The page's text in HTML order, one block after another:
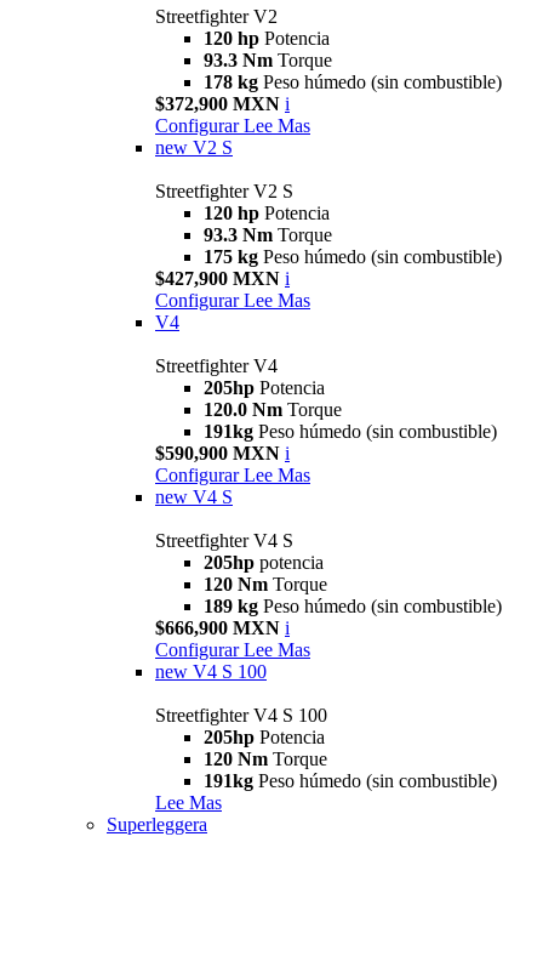
Streetfighter V2
120 hp Potencia
93.3 Nm Torque
178 kg Peso húmedo (sin combustible)
$372,900 MXN i
Configurar Lee Mas
new V2 S
Streetfighter V2 S
120 hp Potencia
93.3 Nm Torque
175 kg Peso húmedo (sin combustible)
$427,900 MXN i
Configurar Lee Mas
V4
Streetfighter V4
205hp Potencia
120.0 Nm Torque
191kg Peso húmedo (sin combustible)
$590,900 MXN i
Configurar Lee Mas
new V4 S
Streetfighter V4 S
205hp potencia
120 Nm Torque
189 kg Peso húmedo (sin combustible)
$666,900 MXN i
Configurar Lee Mas
new V4 S 100
Streetfighter V4 S 100
205hp Potencia
120 Nm Torque
191kg Peso húmedo (sin combustible)
Lee Mas
Superleggera